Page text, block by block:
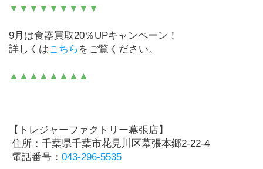
▼▼▼▼▼▼▼▼▼
9月は食器買取20％UPキャンペーン！
詳しくはこちら をご覧ください。
▲▲▲▲▲▲▲▲
【トレジャーファクトリー幕張店】
住所：千葉県千葉市花見川区幕張本郷2-22-4
電話番号： 043-296-5535